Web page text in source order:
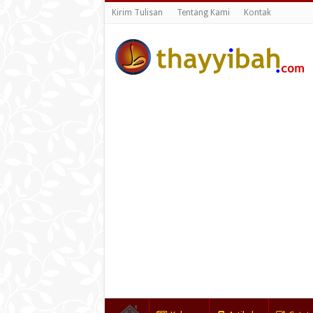
Kirim Tulisan Tentang Kami Kontak